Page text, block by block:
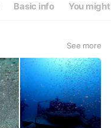
Basic info You
See more